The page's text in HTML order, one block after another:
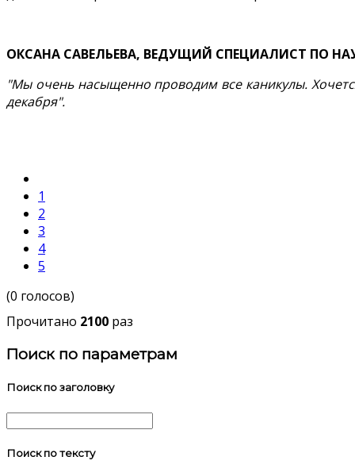
ОКСАНА САВЕЛЬЕВА, ВЕДУЩИЙ СПЕЦИАЛИСТ ПО
"Мы очень насыщенно проводим все каникулы.
декабря".
1
2
3
4
5
(0 голосов)
Прочитано 2100 раз
Поиск по параметрам
Поиск по заголовку
Поиск по тексту